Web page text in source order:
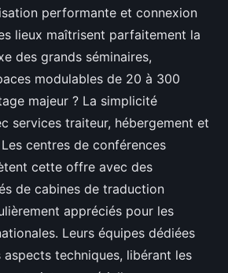
performante et connexion
lieux maîtrisent parfaitement la
des grands séminaires,
modulables de 20 à 300
majeur ? La simplicité
services traiteur, hébergement et
centres de conférences
cette offre avec des
de cabines de traduction
appréciés pour les
Leurs équipes dédiées
techniques, libérant les